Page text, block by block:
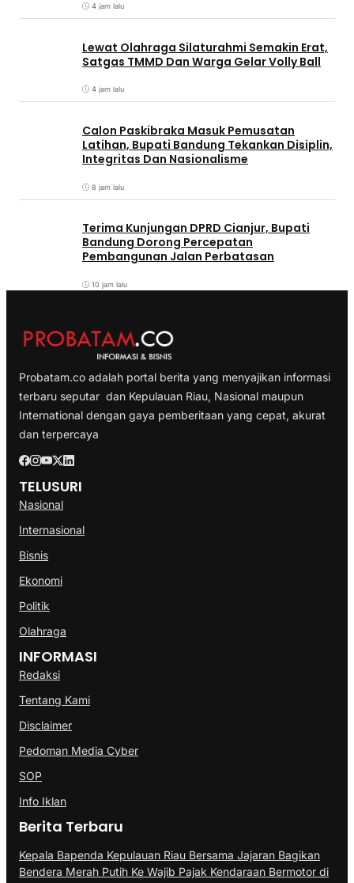
4 jam lalu
Lewat Olahraga Silaturahmi Semakin Erat,
Satgas TMMD Dan Warga Gelar Volly Ball
4 jam lalu
Calon Paskibraka Masuk Pemusatan
Latihan, Bupati Bandung Tekankan Disiplin,
Integritas Dan Nasionalisme
8 jam lalu
Terima Kunjungan DPRD Cianjur, Bupati
Bandung Dorong Percepatan
Pembangunan Jalan Perbatasan
10 jam lalu
Probatam.co adalah portal berita yang menyajikan informasi
terbaru seputar dan Kepulauan Riau, Nasional maupun
International dengan gaya pemberitaan yang cepat, akurat
dan terpercaya
TELUSURI
Nasional
Internasional
Bisnis
Ekonomi
Politik
Olahraga
INFORMASI
Redaksi
Tentang Kami
Disclaimer
Pedoman Media Cyber
SOP
Info Iklan
Berita Terbaru
Kepala Bapenda Kepulauan Riau Bersama Jajaran Bagikan
Bendera Merah Putih Ke Wajib Pajak Kendaraan Bermotor di